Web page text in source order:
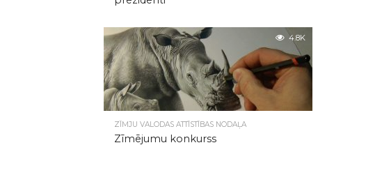
4.8K
ZĪMJU VALODAS ATTĪSTĪBAS NODAĻA
Zīmējumu konkurss